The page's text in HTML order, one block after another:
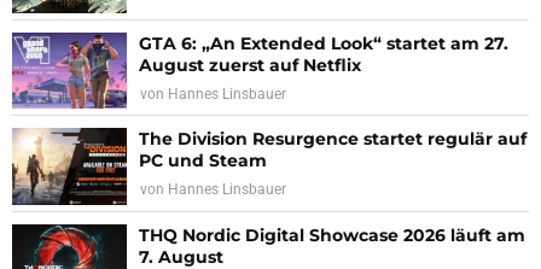
GTA 6: „An Extended Look“ startet am 27.
August zuerst auf Netflix
von Hannes Linsbauer
The Division Resurgence startet regulär auf
PC und Steam
von Hannes Linsbauer
THQ Nordic Digital Showcase 2026 läuft am
7. August